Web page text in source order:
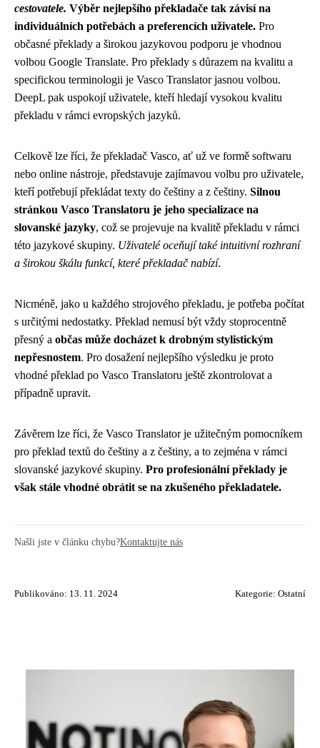
cestovatele. Výběr nejlepšího překladače tak závisí na
individuálních potřebách a preferencích uživatele. Pro
občasné překlady a širokou jazykovou podporu je vhodnou
volbou Google Translate. Pro překlady s důrazem na kvalitu a
specifickou terminologii je Vasco Translator jasnou volbou.
DeepL pak uspokojí uživatele, kteří hledají vysokou kvalitu
překladu v rámci evropských jazyků.
Celkově lze říci, že překladač Vasco, ať už ve formě softwaru
nebo online nástroje, představuje zajímavou volbu pro uživatele,
kteří potřebují překládat texty do češtiny a z češtiny. Silnou
stránkou Vasco Translatoru je jeho specializace na
slovanské jazyky, což se projevuje na kvalitě překladu v rámci
této jazykové skupiny. Uživatelé oceňují také intuitivní rozhraní
a širokou škálu funkcí, které překladač nabízí.
Nicméně, jako u každého strojového překladu, je potřeba počítat
s určitými nedostatky. Překlad nemusí být vždy stoprocentně
přesný a občas může docházet k drobným stylistickým
nepřesnostem. Pro dosažení nejlepšího výsledku je proto
vhodné překlad po Vasco Translatoru ještě zkontrolovat a
případně upravit.
Závěrem lze říci, že Vasco Translator je užitečným pomocníkem
pro překlad textů do češtiny a z češtiny, a to zejména v rámci
slovanské jazykové skupiny. Pro profesionální překlady je
však stále vhodné obrátit se na zkušeného překladatele.
Našli jste v článku chybu?Kontaktujte nás
Publikováno: 13. 11. 2024 Kategorie: Ostatní